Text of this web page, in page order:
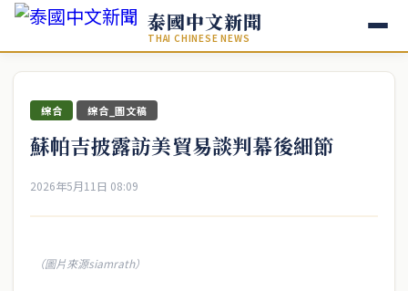
泰國中文新聞
THAI CHINESE NEWS
綜合 綜合_圖文稿
蘇帕吉披露訪美貿易談判幕後細節
2026年5月11日 08:09
（圖片來源siamrath）